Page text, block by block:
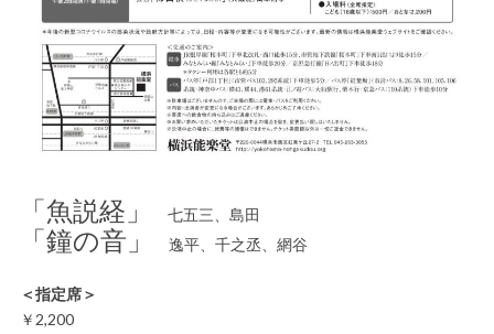
「魚説経」 七五三、島田
「鐘の音」 逸平、千之丞、網谷
＜指定席＞
￥2,200